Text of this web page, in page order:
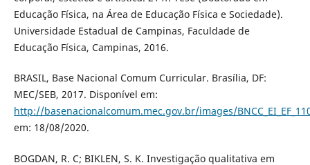
Educação Física, na Área de Educação Física e Sociedade).
Universidade Estadual de Campinas, Faculdade de
Educação Física, Campinas, 2016.
BRASIL, Base Nacional Comum Curricular. Brasília, DF:
MEC/SEB, 2017. Disponível em:
http://basenacionalcomum.mec.gov.br/images/
em: 18/08/2020.
BOGDAN, R. C; BIKLEN, S. K. Investigação qualitativa em